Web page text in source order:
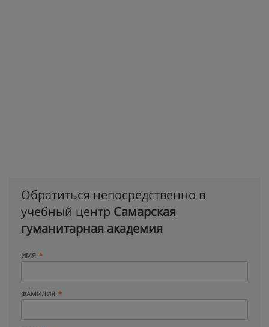
Обратиться непосредственно в
учебный центр Самарская
гуманитарная академия
ИМЯ
ФАМИЛИЯ